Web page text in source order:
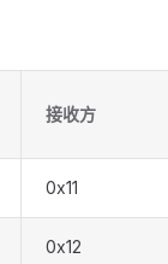
接收方
0x11
0x12